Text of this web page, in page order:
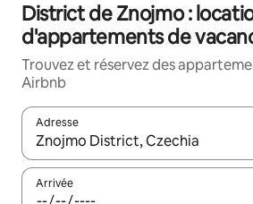
District de Znojmo :
d'appartements de
Trouvez et réservez des
Airbnb
Adresse
Lorsque les résultats s'affichent,
Arrivée